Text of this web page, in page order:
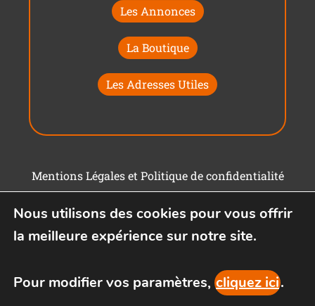
Les Annonces
La Boutique
Les Adresses Utiles
Mentions Légales et Politique de confidentialité
Nous utilisons des cookies pour vous offrir
la meilleure expérience sur notre site.
Pour modifier vos paramètres, cliquez ici.